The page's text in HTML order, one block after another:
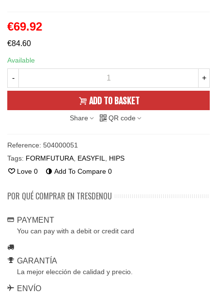
€69.92
€84.60
Available
- +
ADD TO BASKET
Share QR code
Reference: 504000051
Tags: FORMFUTURA EASYFIL
HIPS
Love 0 Add To Compare 0
POR QUÉ COMPRAR EN TRESDENOU
PAYMENT
You can pay with a debit or credit card
GARANTÍA
La mejor elección de calidad y precio.
ENVÍO